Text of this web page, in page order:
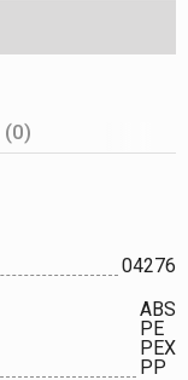
(0)
04276
ABS
PE
PEX
PP